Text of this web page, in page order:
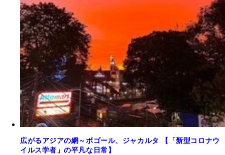
広がるアジアの網～ボゴール、ジャカルタ 【「新型コロナウ
イルス学者」の平凡な日常】